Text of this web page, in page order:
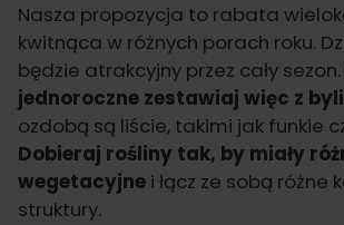
Nasza propozycja to rabata
kwitnąca w różnych porach roku.
będzie atrakcyjny przez cały sezon.
jednoroczne zestawiaj więc z
ozdobą są liście, takimi jak funkie
Dobieraj rośliny tak, by miały
wegetacyjne i łącz ze sobą różne
struktury.